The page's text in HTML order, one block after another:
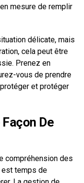
mesure de remplir
délicate, mais
cela peut être
Prenez en
vous de prendre
et protéger
De
compréhension des
est temps de